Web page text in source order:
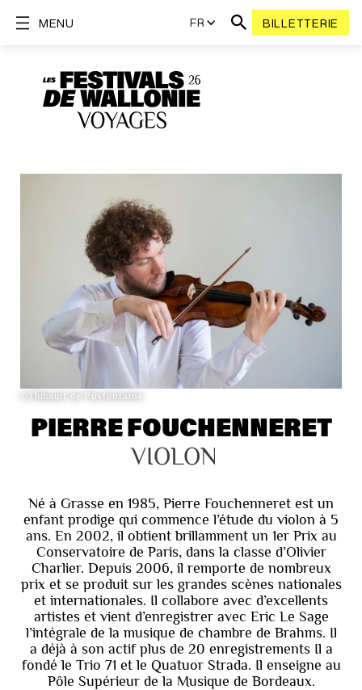
FR BILLETTERIE
MENU
©Thibault de Puyfontaine
PIERRE FOUCHENNERET
VIOLON
Né à Grasse en 1985, Pierre Fouchenneret est un
enfant prodige qui commence l’étude du violon à 5
ans. En 2002, il obtient brillamment un 1er Prix au
Conservatoire de Paris, dans la classe d’Olivier
Charlier. Depuis 2006, il remporte de nombreux
prix et se produit sur les grandes scènes nationales
et internationales. Il collabore avec d’excellents
artistes et vient d’enregistrer avec Eric Le Sage
l’intégrale de la musique de chambre de Brahms. Il
a déjà à son actif plus de 20 enregistrements Il a
fondé le Trio 71 et le Quatuor Strada. Il enseigne au
Pôle Supérieur de la Musique de Bordeaux.